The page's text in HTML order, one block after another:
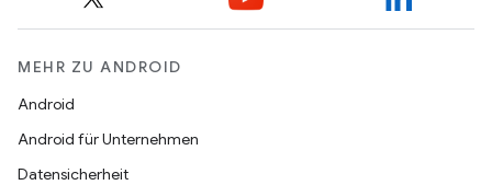
MEHR ZU ANDROID
Android
Android für Unternehmen
Datensicherheit